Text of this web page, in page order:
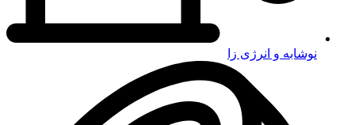
نوشابه و انرژی زا